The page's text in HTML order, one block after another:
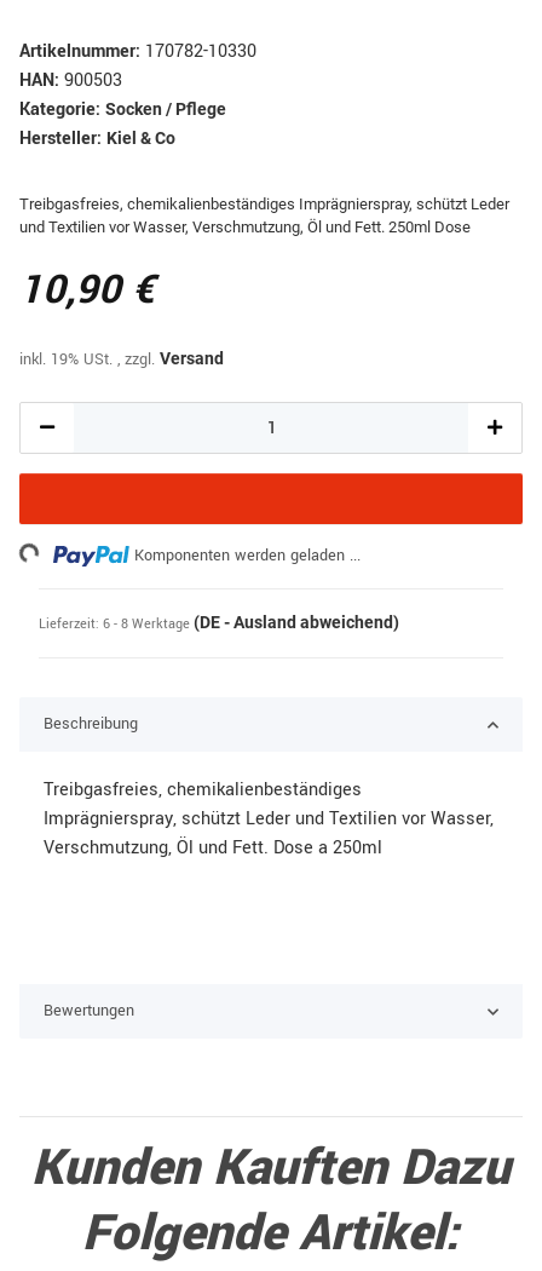
Artikelnummer: 170782-10330
HAN: 900503
Kategorie: Socken / Pflege
Hersteller: Kiel & Co
Treibgasfreies, chemikalienbeständiges Imprägnierspray, schützt Leder
und Textilien vor Wasser, Verschmutzung, Öl und Fett. 250ml Dose
10,90 €
inkl. 19% USt. , zzgl. Versand
Komponenten werden geladen ...
Lieferzeit: 6 - 8 Werktage (DE - Ausland abweichend)
Beschreibung
Treibgasfreies, chemikalienbeständiges
Imprägnierspray, schützt Leder und Textilien vor Wasser,
Verschmutzung, Öl und Fett. Dose a 250ml
Bewertungen
Kunden Kauften Dazu
Folgende Artikel: